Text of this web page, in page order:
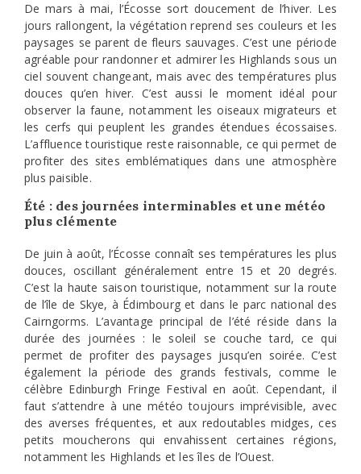
De mars à mai, l’Écosse sort doucement de l’hiver. Les
jours rallongent, la végétation reprend ses couleurs et les
paysages se parent de fleurs sauvages. C’est une période
agréable pour randonner et admirer les Highlands sous un
ciel souvent changeant, mais avec des températures plus
douces qu’en hiver. C’est aussi le moment idéal pour
observer la faune, notamment les oiseaux migrateurs et
les cerfs qui peuplent les grandes étendues écossaises.
L’affluence touristique reste raisonnable, ce qui permet de
profiter des sites emblématiques dans une atmosphère
plus paisible.
Été : des journées interminables et une météo
plus clémente
De juin à août, l’Écosse connaît ses températures les plus
douces, oscillant généralement entre 15 et 20 degrés.
C’est la haute saison touristique, notamment sur la route
de l’île de Skye, à Édimbourg et dans le parc national des
Cairngorms. L’avantage principal de l’été réside dans la
durée des journées : le soleil se couche tard, ce qui
permet de profiter des paysages jusqu’en soirée. C’est
également la période des grands festivals, comme le
célèbre Edinburgh Fringe Festival en août. Cependant, il
faut s’attendre à une météo toujours imprévisible, avec
des averses fréquentes, et aux redoutables midges, ces
petits moucherons qui envahissent certaines régions,
notamment les Highlands et les îles de l’Ouest.